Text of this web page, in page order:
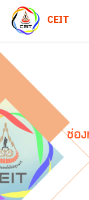
CEIT
ช่อง